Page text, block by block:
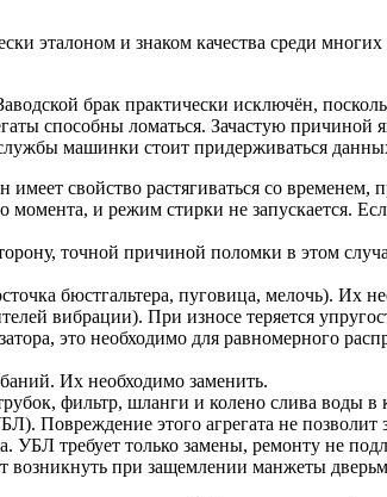
эталоном и знаком качества среди
брак практически исключён,
способны ломаться. Зачастую причиной
машинки стоит придерживаться
свойство растягиваться со временем,
и режим стирки не запускается.
точной причиной поломки в этом
бюстгальтера, пуговица, мелочь). Их
вибрации). При износе теряется
это необходимо для равномерного
Их необходимо заменить.
фильтр, шланги и колено слива воды в
Повреждение этого агрегата не позволит
УБЛ требует только замены, ремонту не
при защемлении манжеты